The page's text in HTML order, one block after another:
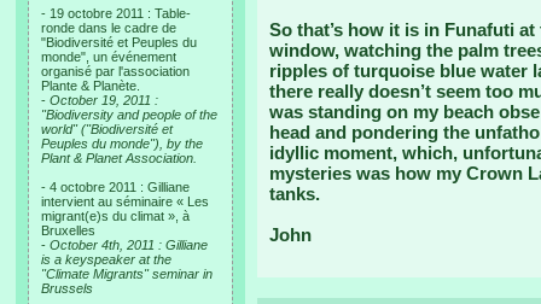
- 19 octobre 2011 : Table-
ronde dans le cadre de
"Biodiversité et Peuples du
monde", un événement
organisé par l'association
Plante & Planète.
- October 19, 2011 :
"Biodiversity and people of the
world" ("Biodiversité et
Peuples du monde"), by the
Plant & Planet Association.
- 4 octobre 2011 : Gilliane
intervient au séminaire « Les
migrant(e)s du climat », à
Bruxelles
- October 4th, 2011 : Gilliane
is a keyspeaker at the
"Climate Migrants" seminar in
Brussels
So that’s how it is in Funafuti
window, watching the palm
ripples of turquoise blue water
there really doesn’t seem too
was standing on my beach
head and pondering the
idyllic moment, which,
mysteries was how my Crown
tanks.
John